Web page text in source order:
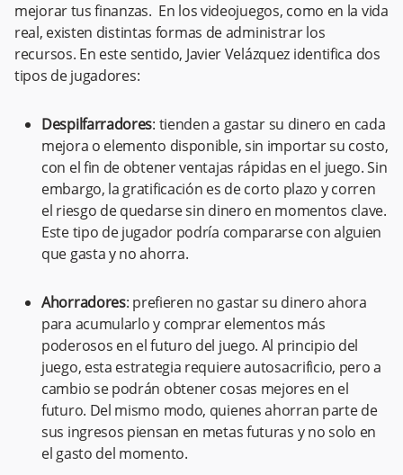
mejorar tus finanzas. En los videojuegos, como en la vida
real, existen distintas formas de administrar los
recursos. En este sentido, Javier Velázquez identifica dos
tipos de jugadores:
Despilfarradores: tienden a gastar su dinero en cada
mejora o elemento disponible, sin importar su costo,
con el fin de obtener ventajas rápidas en el juego. Sin
embargo, la gratificación es de corto plazo y corren
el riesgo de quedarse sin dinero en momentos clave.
Este tipo de jugador podría compararse con alguien
que gasta y no ahorra.
Ahorradores: prefieren no gastar su dinero ahora
para acumularlo y comprar elementos más
poderosos en el futuro del juego. Al principio del
juego, esta estrategia requiere autosacrificio, pero a
cambio se podrán obtener cosas mejores en el
futuro. Del mismo modo, quienes ahorran parte de
sus ingresos piensan en metas futuras y no solo en
el gasto del momento.